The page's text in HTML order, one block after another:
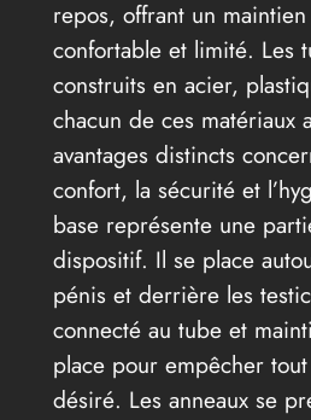
repos, offrant un
confortable et limité. Les
construits en acier,
chacun de ces matériaux
avantages distincts
confort, la sécurité et
base représente une
dispositif. Il se place
pénis et derrière les
connecté au tube et
place pour empêcher
désiré. Les anneaux se